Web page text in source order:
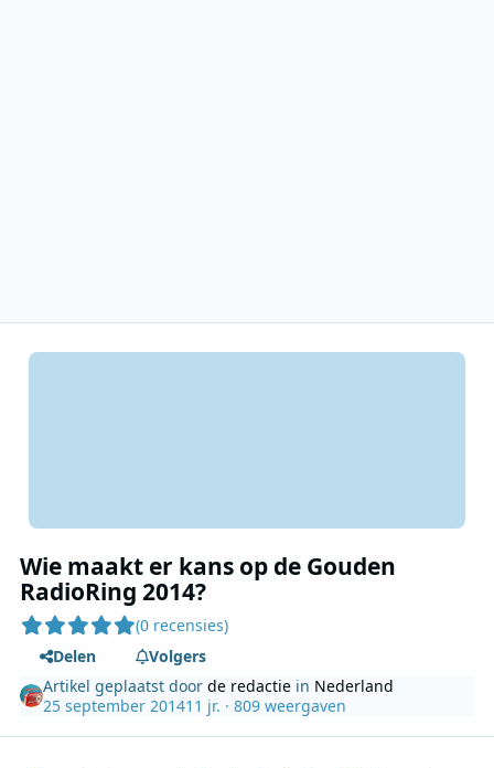
Wie maakt er kans op de Gouden
RadioRing 2014?
(0 recensies)
Delen
Volgers
Artikel geplaatst doorde redactie in Nederland
25 september 201411 jr. · 809 weergaven